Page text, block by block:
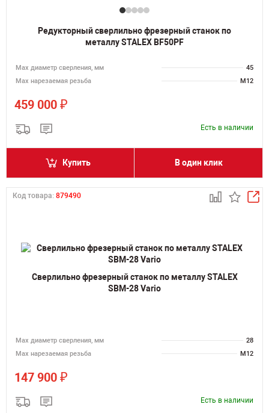
Редукторный сверлильно фрезерный станок по
металлу STALEX BF50PF
Мах диаметр сверления, мм
45
Мах нарезаемая резьба
M12
459 000 ₽
Есть в наличии
Купить В один клик
Код товара: 879490
Сверлильно фрезерный станок по металлу STALEX
SBM-28 Vario
Мах диаметр сверления, мм
28
Мах нарезаемая резьба
M12
147 900 ₽
Есть в наличии